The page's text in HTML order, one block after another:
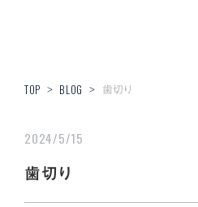
TOP > BLOG > 歯切り
2024/5/15
歯切り